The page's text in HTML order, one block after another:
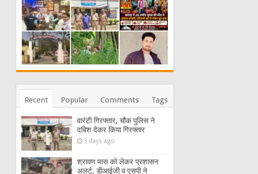
Recent Popular Comments Tags
वारंटी गिरफ्तार, चौक पुलिस ने
दबिश देकर किया गिरफ्तार
3 days ago
श्रावण मास को लेकर प्रशासन
अलर्ट, डीआईजी व एसपी ने